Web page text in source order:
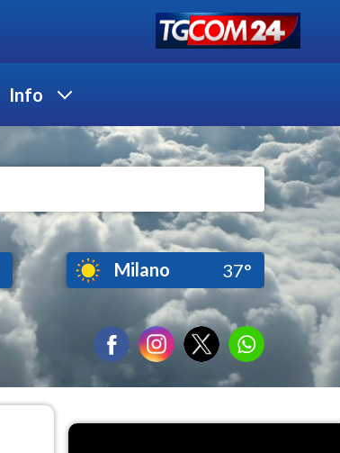
Info
Milano 37°